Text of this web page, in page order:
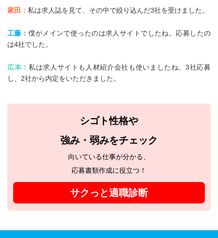
家田： 私は求人誌を見て、その中で絞り込んだ3社を受けました。
工藤：僕がメインで使ったのは求人サイトでしたね。応募したの
は4社でした。
広本： 私は求人サイトも人材紹介会社も使いましたね。3社応募
し、2社から内定をいただきました。
シゴト性格や
強み・弱みをチェック
向いている仕事が分かる、
応募書類作成に役立つ！
サクっと適職診断